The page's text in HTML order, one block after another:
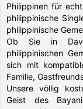
Philippinen für
philippinische
philippinische
Ob Sie in
philippinischen
sich mit
Familie,
Unsere völlig
Geist des